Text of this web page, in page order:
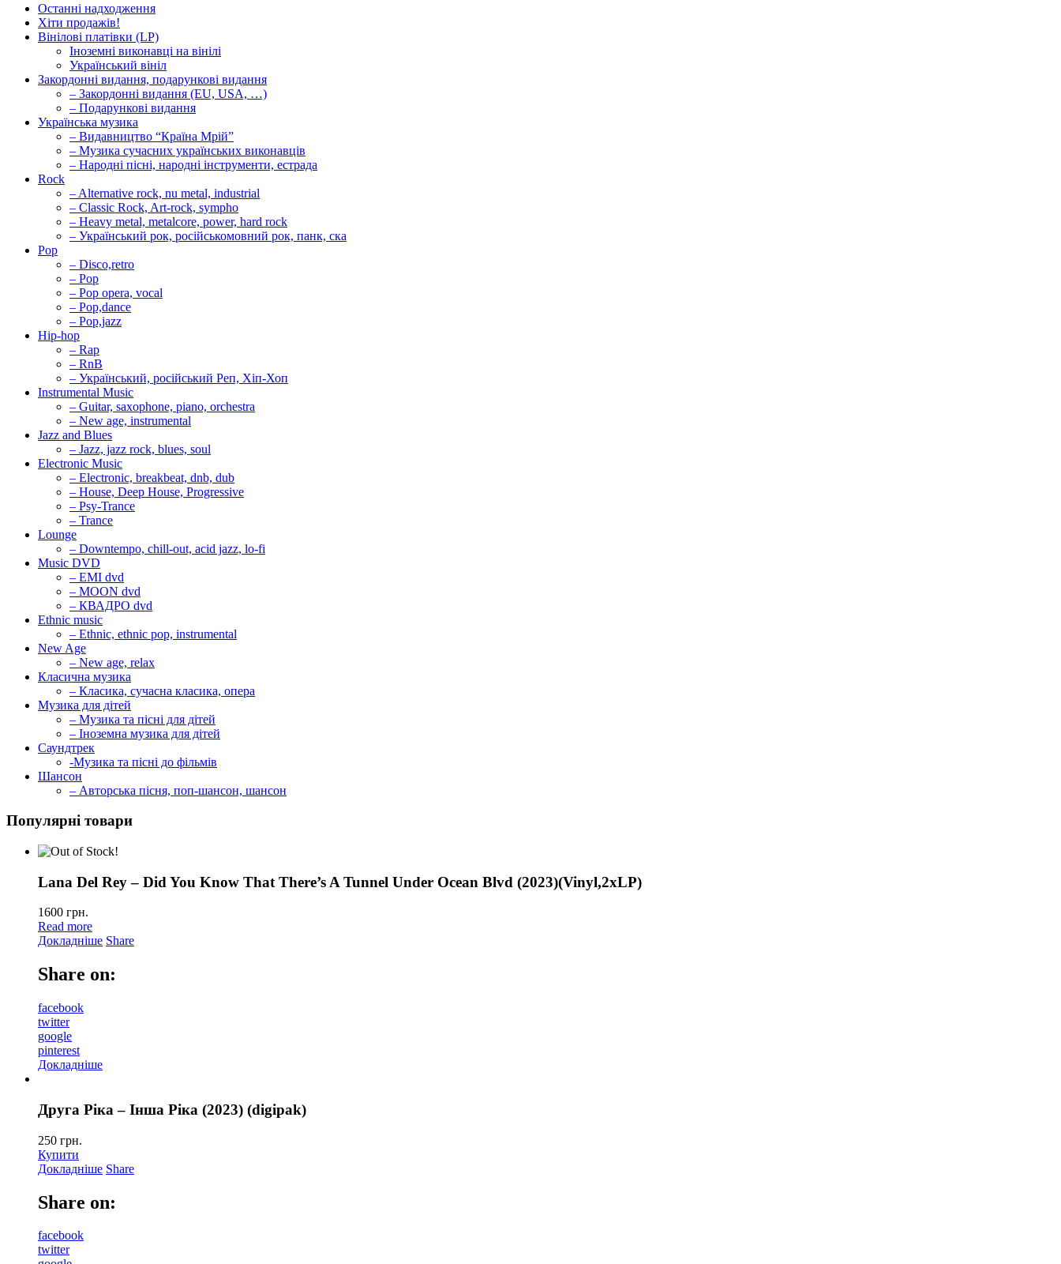
Останні надходження
Хіти продажів!
Вінілові платівки (LP)
Іноземні виконавці на вінілі
Український вініл
Закордонні видання, подарункові видання
– Закордонні видання (EU, USA, …)
– Подарункові видання
Українська музика
– Видавництво “Країна Мрій”
– Музика сучасних українських виконавців
– Народні пісні, народні інструменти, естрада
Rock
– Alternative rock, nu metal, industrial
– Classic Rock, Art-rock, sympho
– Heavy metal, metalcore, power, hard rock
– Український рок, російськомовний рок, панк, ска
Pop
– Disco,retro
– Pop
– Pop opera, vocal
– Pop,dance
– Pop,jazz
Hip-hop
– Rap
– RnB
– Український, російський Реп, Хіп-Хоп
Instrumental Music
– Guitar, saxophone, piano, orchestra
– New age, instrumental
Jazz and Blues
– Jazz, jazz rock, blues, soul
Electronic Music
– Electronic, breakbeat, dnb, dub
– House, Deep House, Progressive
– Psy-Trance
– Trance
Lounge
– Downtempo, chill-out, acid jazz, lo-fi
Music DVD
– EMI dvd
– MOON dvd
– КВАДРО dvd
Ethnic music
– Ethnic, ethnic pop, instrumental
New Age
– New age, relax
Класична музика
– Класика, сучасна класика, опера
Музика для дітей
– Музика та пісні для дітей
– Іноземна музика для дітей
Саундтрек
-Музика та пісні до фільмів
Шансон
– Авторська пісня, поп-шансон, шансон
Популярні товари
Lana Del Rey – Did You Know That There’s A Tunnel Under Ocean Blvd (2023)(Vinyl,2xLP)
1600 грн.
Read more
Докладніше Share
Share on:
facebook
twitter
google
pinterest
Докладніше
Друга Ріка – Інша Ріка (2023) (digipak)
250 грн.
Купити
Докладніше Share
Share on:
facebook
twitter